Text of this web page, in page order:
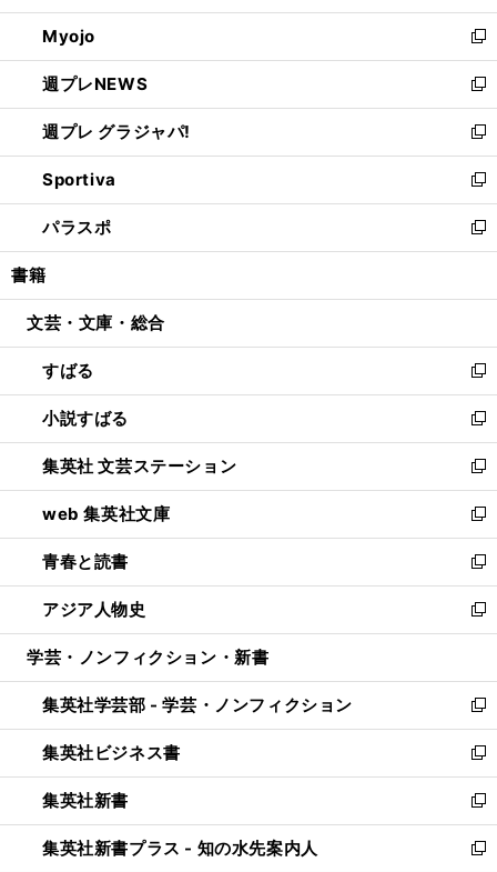
開
く
ウ
で
開
く
ン
ド
ウ
で
開
く
ウ
ィ
ン
ド
ウ
で
開
く
Myojo
新
し
い
ウ
ィ
ン
ド
ウ
で
開
週プレNEWS
新
し
い
ウ
ィ
ン
ド
ウ
開
週プレ グラジャパ!
新
し
い
ウ
ィ
ン
ウ
開
く
Sportiva
新
し
い
ウ
ン
ウ
で
開
く
パラスポ
新
し
ウ
ン
ド
ウ
で
開
く
書籍
文芸・文庫・総合
すばる
新
し
い
ウ
ィ
ン
ド
ウ
で
開
く
小説すばる
新
し
い
ウ
ィ
ン
ド
ウ
で
開
集英社 文芸ステーション
新
し
い
ウ
ィ
ン
ド
ウ
開
く
web 集英社文庫
新
し
い
ウ
ィ
ン
ウ
で
開
く
青春と読書
新
し
い
ウ
ン
ド
ウ
で
開
く
アジア人物史
新
し
ウ
ィ
ン
ド
ウ
で
開
く
学芸・ノンフィクション・新書
集英社学芸部 - 学芸・ノンフィクション
新
し
い
ウ
ィ
ン
ド
集英社ビジネス書
新
し
い
ウ
ィ
集英社新書
新
し
い
集英社新書プラス - 知の水先案内人
新